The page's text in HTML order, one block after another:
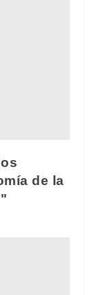
de la